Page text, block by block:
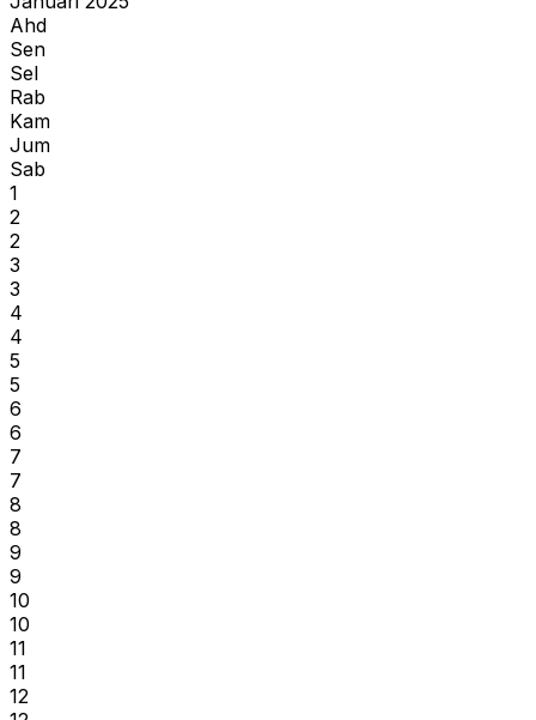
Ahd
Sen
Sel
Rab
Kam
Jum
Sab
1
2
2
3
3
4
4
5
5
6
6
7
7
8
8
9
9
10
10
11
11
12